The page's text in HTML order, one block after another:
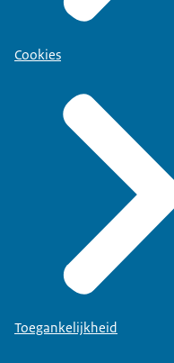
Cookies
Toegankelijkheid